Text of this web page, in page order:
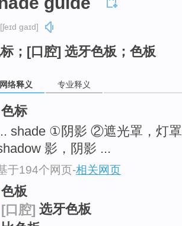
[ʃeɪd ɡaɪd]
；[口腔] 选牙色板；色板
网络释义 专业释义
色标
shade ①阴影 ②遮光罩，灯
影，阴影 ...
于194个网页-相关网页
色板
[口腔] 选牙色板